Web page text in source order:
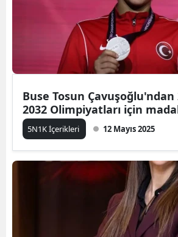
Buse Tosun Çavuşoğlu'ndan
2032 Olimpiyatları için
5N1K İçerikleri 12 Mayıs 2025